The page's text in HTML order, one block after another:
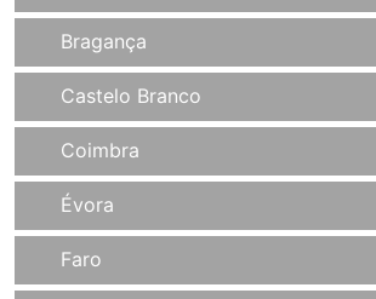
Bragança
Castelo Branco
Coimbra
Évora
Faro